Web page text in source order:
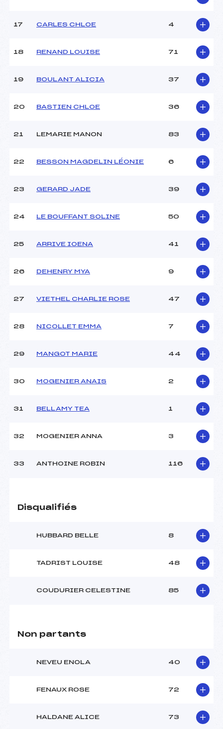
Pénalité appliquée :
17 CARLES CHLOE 4
18 RENAND LOUISE 71
19 BOULANT ALICIA 37
20 BASTIEN CHLOE 36
21 LEMARIE MANON 83
22 BESSON MAGDELIN LÉONIE 6
23 GERARD JADE 39
24 LE BOUFFANT SOLINE 50
25 ARRIVE IOENA 41
26 DEHENRY MYA 9
27 VIETHEL CHARLIE ROSE 47
28 NICOLLET EMMA 7
29 MANGOT MARIE 44
30 MOGENIER ANAIS 2
31 BELLAMY TEA 1
32 MOGENIER ANNA 3
33 ANTHOINE ROBIN 116
Disqualifiés
HUBBARD BELLE 8
TADRIST LOUISE 48
COUDURIER CELESTINE 85
Non partants
NEVEU ENOLA 40
FENAUX ROSE 72
HALDANE ALICE 73